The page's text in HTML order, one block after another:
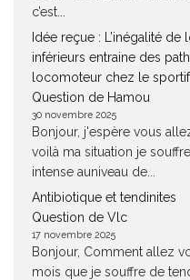
c’est...
Idée reçue : L’inégalité
inférieurs entraine des
locomoteur chez le sportif
Question de Hamou
30 novembre 2025
Bonjour, j'espère vous
voilà ma situation je
intense auniveau de...
Antibiotique et tendinites
Question de Vlc
17 novembre 2025
Bonjour, Comment allez
mois que je souffre de